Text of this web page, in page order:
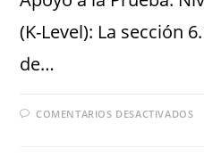
(K-Level): La sección
de…
COMENTARIOS DESACTIVADOS